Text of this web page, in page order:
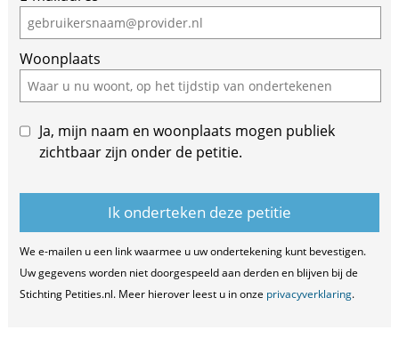
human,
ignore
this
field
Woonplaats
Ja, mijn naam en woonplaats mogen publiek
zichtbaar zijn onder de petitie.
We e-mailen u een link waarmee u uw ondertekening kunt bevestigen.
Uw gegevens worden niet doorgespeeld aan derden en blijven bij de
Stichting Petities.nl. Meer hierover leest u in onze privacyverklaring.